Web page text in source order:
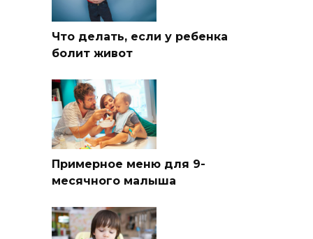
Что делать, если у ребенка
болит живот
Примерное меню для 9-
месячного малыша